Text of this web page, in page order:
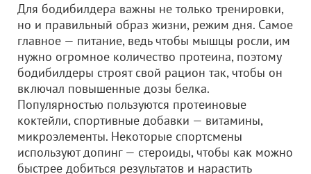
Для бодибилдера важны не только тренировки,
но и правильный образ жизни, режим дня. Самое
главное — питание, ведь чтобы мышцы росли, им
нужно огромное количество протеина, поэтому
бодибилдеры строят свой рацион так, чтобы он
включал повышенные дозы белка.
Популярностью пользуются протеиновые
коктейли, спортивные добавки — витамины,
микроэлементы. Некоторые спортсмены
используют допинг — стероиды, чтобы как можно
быстрее добиться результатов и нарастить